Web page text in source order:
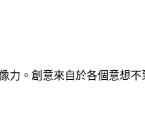
。創意來自於各個意想